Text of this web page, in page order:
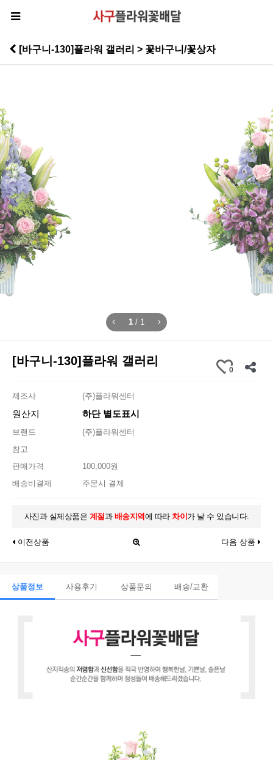
[바구니-130]플라워 갤러리 > 꽃바구니/꽃상자
1 / 1
[바구니-130]플라워 갤러리
0
제조사 (주)플라워센터
원산지 하단 별도표시
브랜드
(주)플라워센터
참고
판매가격
100,000원
배송비결제
주문시 결제
사진과 실제상품은 계절과 배송지역에 따라 차이 가 날 수 있습니다.
이전상품 다음 상품
상품정보 사용후기 상품문의 배송/교환